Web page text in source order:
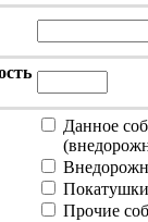
Данное
Покатушки
Прочие